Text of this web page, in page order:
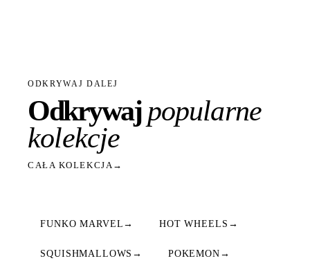
ODKRYWAJ DALEJ
Odkrywajpopularne
kolekcje
CAŁA KOLEKCJA →
FUNKO MARVEL → HOT WHEELS →
SQUISHMALLOWS → POKEMON →